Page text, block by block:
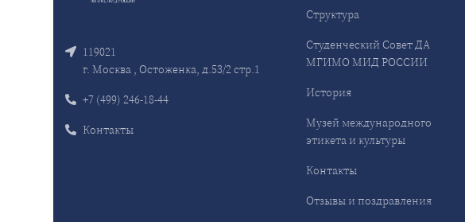
119021
г. Москва , Остоженка, д.53/2 стр.1
+7 (499) 246-18-44
Контакты
Структура
Студенческий Совет ДА
МГИМО МИД РОССИИ
История
Музей международного
этикета и культуры
Контакты
Отзывы и поздравления